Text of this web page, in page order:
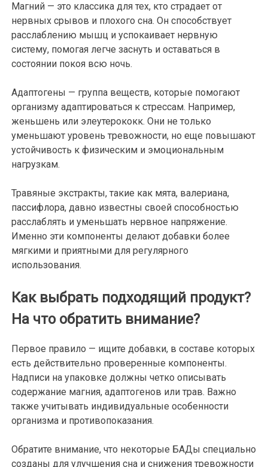
Магний — это классика для тех, кто страдает от
нервных срывов и плохого сна. Он способствует
расслаблению мышц и успокаивает нервную
систему, помогая легче заснуть и оставаться в
состоянии покоя всю ночь.
Адаптогены — группа веществ, которые помогают
организму адаптироваться к стрессам. Например,
женьшень или элеутерококк. Они не только
уменьшают уровень тревожности, но еще повышают
устойчивость к физическим и эмоциональным
нагрузкам.
Травяные экстракты, такие как мята, валериана,
пассифлора, давно известны своей способностью
расслаблять и уменьшать нервное напряжение.
Именно эти компоненты делают добавки более
мягкими и приятными для регулярного
использования.
Как выбрать подходящий продукт?
На что обратить внимание?
Первое правило — ищите добавки, в составе которых
есть действительно проверенные компоненты.
Надписи на упаковке должны четко описывать
содержание магния, адаптогенов или трав. Важно
также учитывать индивидуальные особенности
организма и противопоказания.
Обратите внимание, что некоторые БАДы специально
созданы для улучшения сна и снижения тревожности